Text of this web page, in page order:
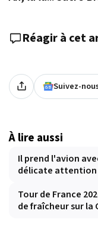
Réagir à cet
Suivez-
À lire aussi
Il prend l'avion
délicate attention
Tour de France
de fraîcheur sur la